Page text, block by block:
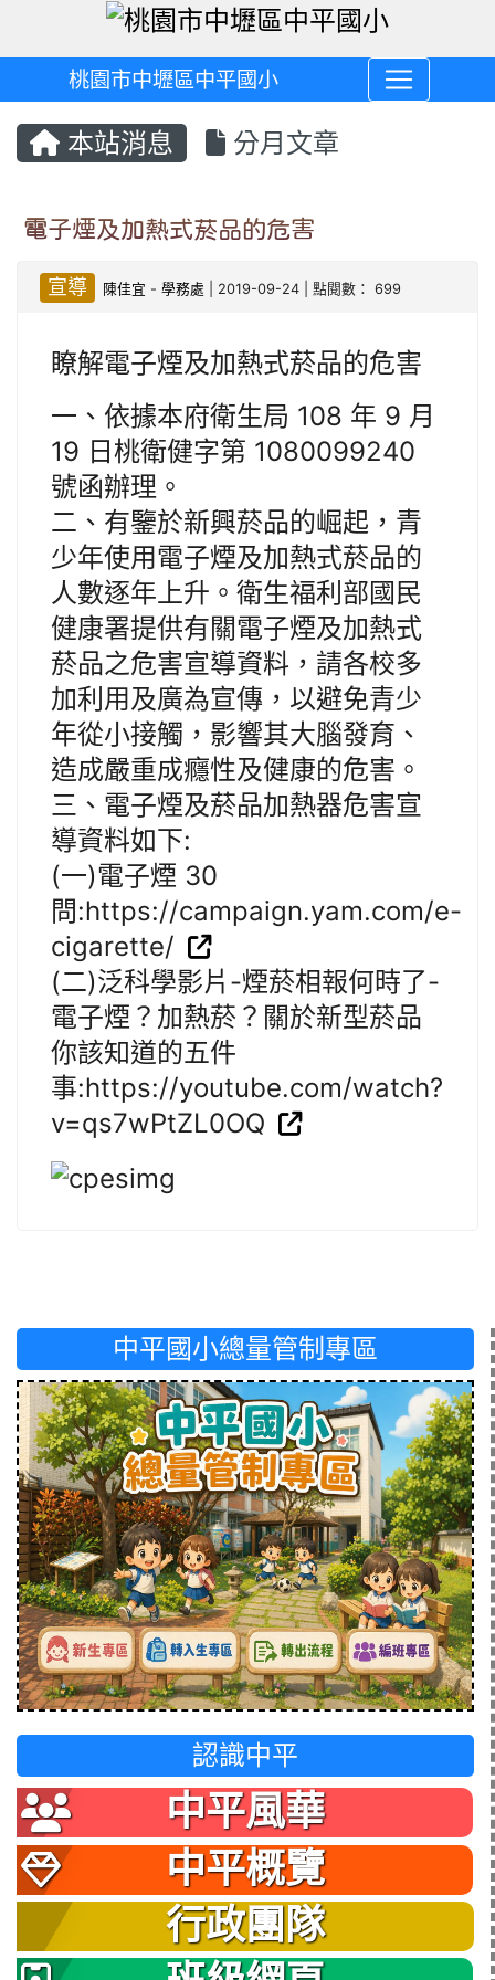
桃園市中壢區中平國小
本站消息 分月文章
電子煙及加熱式菸品的危害
宣導 陳佳宜 -學務處 | 2019-09-24 | 點閱數： 699
瞭解電子煙及加熱式菸品的危害
一、依據本府衛生局 108 年 9 月
19 日桃衛健字第 1080099240
號函辦理。
二、有鑒於新興菸品的崛起，青
少年使用電子煙及加熱式菸品的
人數逐年上升。衛生福利部國民
健康署提供有關電子煙及加熱式
菸品之危害宣導資料，請各校多
加利用及廣為宣傳，以避免青少
年從小接觸，影響其大腦發育、
造成嚴重成癮性及健康的危害。
三、電子煙及菸品加熱器危害宣
導資料如下:
(一)電子煙 30
問:https://campaign.yam.com/e-
cigarette/
(二)泛科學影片-煙菸相報何時了-
電子煙？加熱菸？關於新型菸品
你該知道的五件
事:https://youtube.com/watch?
v=qs7wPtZL0OQ
中平國小總量管制專區
認識中平
中平風華
中平概覽
行政團隊